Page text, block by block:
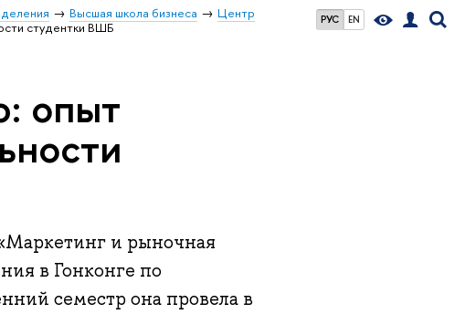
РУС EN
Высшая школа бизнеса
Центр
студентки ВШБ
опыт
и рыночная
в Гонконге по
семестр она провела в